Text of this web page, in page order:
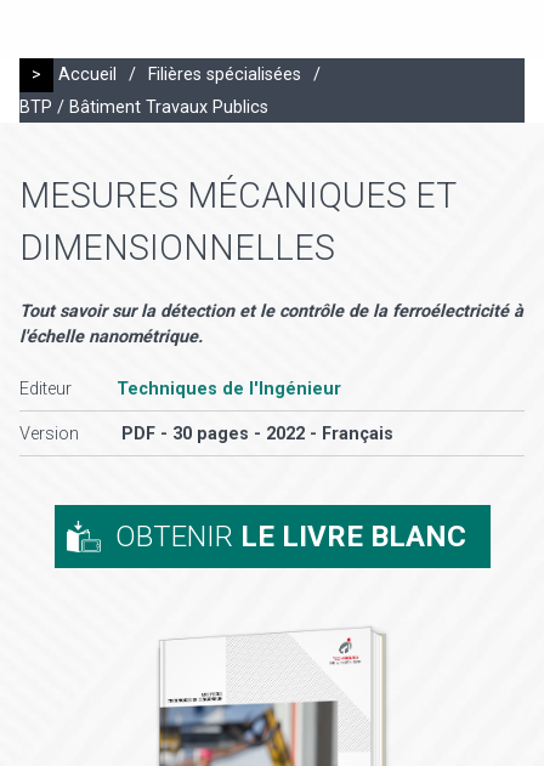
> Accueil / Filières spécialisées
/
BTP / Bâtiment Travaux Publics
MESURES MÉCANIQUES ET
DIMENSIONNELLES
Tout savoir sur la détection et le contrôle de la ferroélectricité à
l'échelle nanométrique.
Editeur Techniques de l'Ingénieur
Version PDF - 30 pages - 2022 - Français
OBTENIR LE LIVRE BLANC